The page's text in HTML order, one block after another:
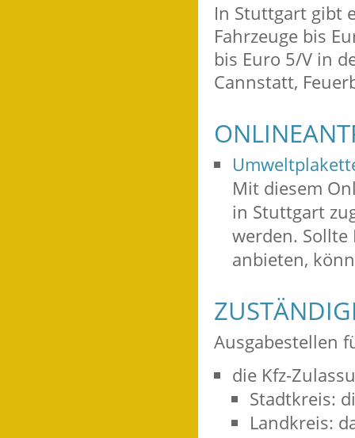
In Stuttgart gibt
Fahrzeuge bis
bis Euro 5/V in
Cannstatt,
Mit diesem
in Stuttgart
werden.
anbieten,
Ausgabestellen
die Kfz-
Stadtkreis:
Landkreis: